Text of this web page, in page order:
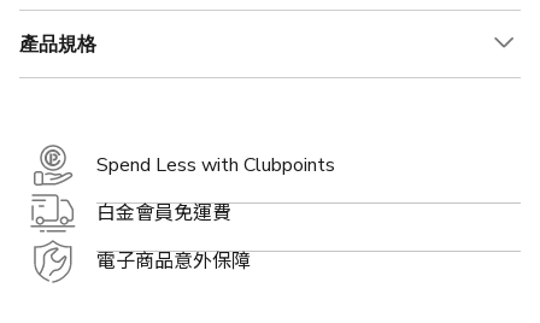
產品規格
Spend Less with Clubpoints
白金會員免運費
電子商品意外保障